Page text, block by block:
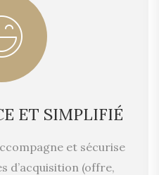
ET SIMPLIFIÉ
et sécurise
d’acquisition (offre,